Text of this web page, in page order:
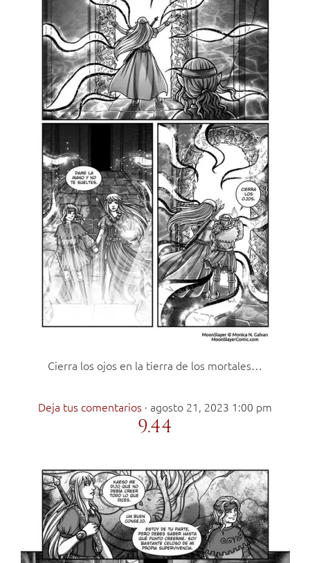
Cierra los ojos en la tierra de los mortales…
Deja tus comentarios · agosto 21, 2023 1:00 pm
9.44